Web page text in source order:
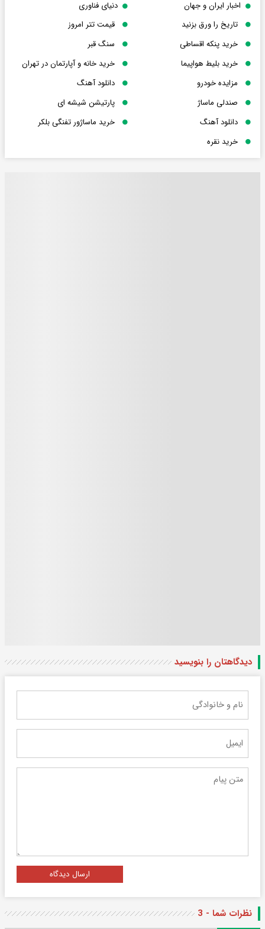
اخبار ایران و جهان
دنیای فناوری
تاریخ را ورق بزنید
قیمت تتر امروز
خرید پنکه اقساطی
سنگ قبر
خرید بلیط هواپیما
خرید خانه و آپارتمان در تهران
مزایده خودرو
دانلود آهنگ
صندلی ماساژ
پارتیشن شیشه ای
دانلود آهنگ
خرید ماساژور تفنگی بلکر
خرید نقره
دیدگاهتان را بنویسید
ارسال دیدگاه
نظرات شما - 3